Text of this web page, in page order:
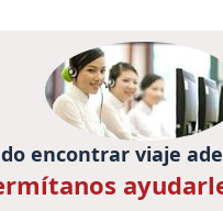
encontrar viaje